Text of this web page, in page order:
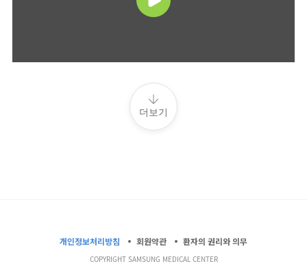
더보기
개인정보처리방침 회원약관 환자의 권리와 의무
COPYRIGHT SAMSUNG MEDICAL CENTER